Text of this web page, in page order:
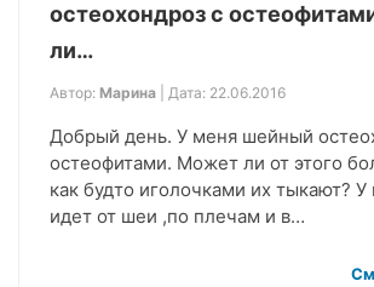
остеохондроз с
ли…
Автор: Марина | Дата: 22.06.2016
Добрый день. У меня шейный
остеофитами. Может ли от этого
как будто иголочками их тыкают?
идет от шеи ,по плечам и в…